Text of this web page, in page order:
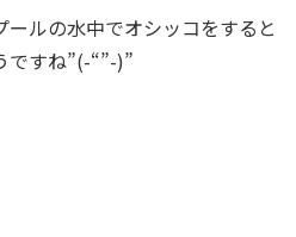
ルの水中でオシッコをすると
ですね”(-“”-)”